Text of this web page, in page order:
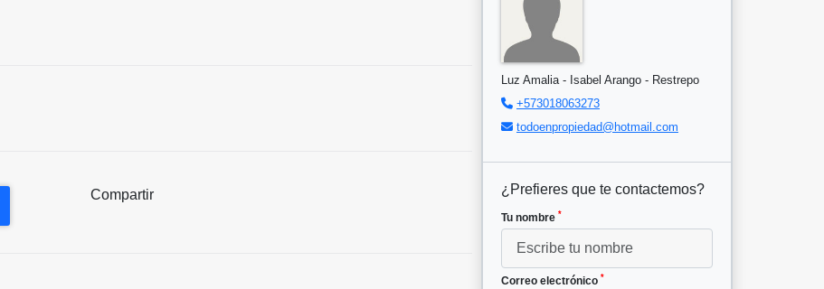
Compartir
Luz Amalia - Isabel Arango - Restrepo
+573018063273
todoenpropiedad@hotmail.com
¿Prefieres que te contactemos?
Tu nombre *
Correo electrónico *